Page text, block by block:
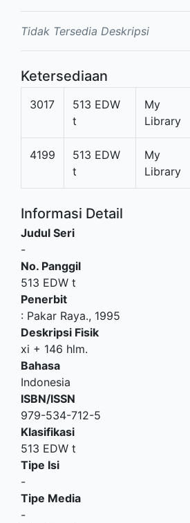
Tidak Tersedia Deskripsi
Ketersediaan
3017
513 EDW
t
My
Library
4199
513 EDW
t
My
Library
Informasi Detail
Judul Seri
-
No. Panggil
513 EDW t
Penerbit
: Pakar Raya., 1995
Deskripsi Fisik
xi + 146 hlm.
Bahasa
Indonesia
ISBN/ISSN
979-534-712-5
Klasifikasi
513 EDW t
Tipe Isi
-
Tipe Media
-